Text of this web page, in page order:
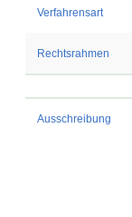
Verfahrensart
Rechtsrahmen
Ausschreibung